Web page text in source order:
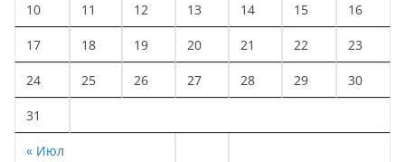
« Июл
10 11 12 13 14 15 16
17 18 19 20 21 22 23
24 25 26 27 28 29 30
31